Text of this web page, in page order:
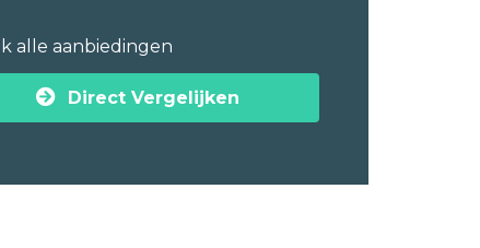
alle aanbiedingen
Direct Vergelijken